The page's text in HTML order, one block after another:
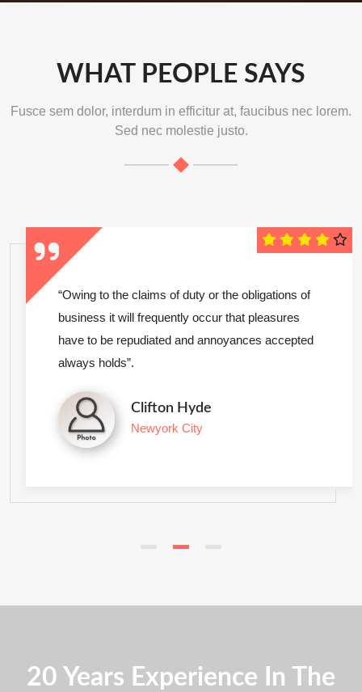
WHAT PEOPLE SAYS
Fusce sem dolor, interdum in efficitur at, faucibus nec lorem.
Sed nec molestie justo.
“Owing to the claims of duty or the obligations of
business it will frequently occur that pleasures
have to be repudiated and annoyances accepted
always holds”.
Clifton Hyde
Newyork City
20 Years Experience In The